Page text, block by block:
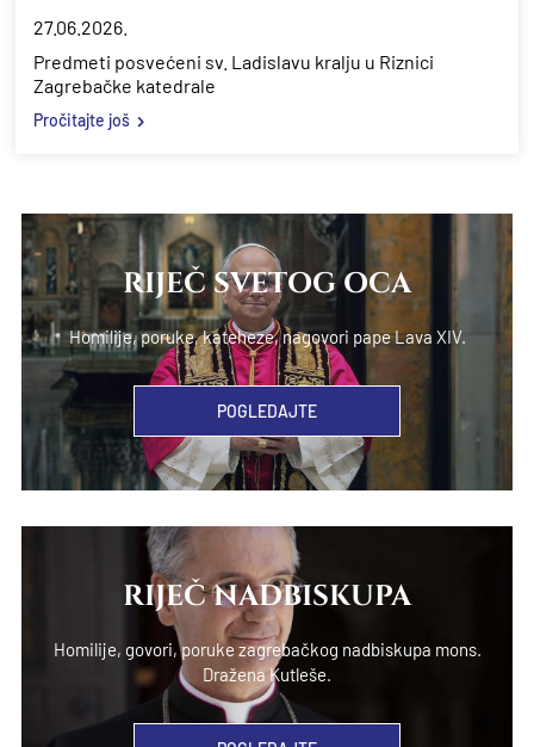
27.06.2026.
Predmeti posvećeni sv. Ladislavu kralju u Riznici
Zagrebačke katedrale
Pročitajte još
RIJEČ SVETOG OCA
Homilije, poruke, kateheze, nagovori pape Lava XIV.
POGLEDAJTE
RIJEČ NADBISKUPA
Homilije, govori, poruke zagrebačkog nadbiskupa mons.
Dražena Kutleše.